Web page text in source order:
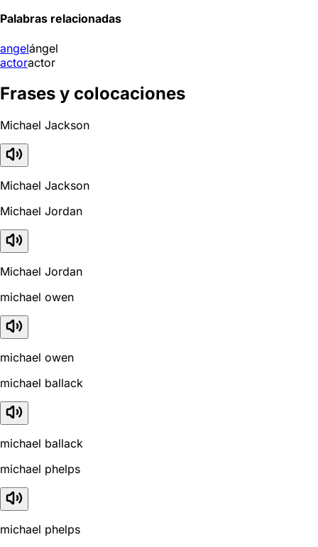
Palabras relacionadas
angelángel
actoractor
Frases y colocaciones
Michael Jackson
Michael Jackson
Michael Jordan
Michael Jordan
michael owen
michael owen
michael ballack
michael ballack
michael phelps
michael phelps